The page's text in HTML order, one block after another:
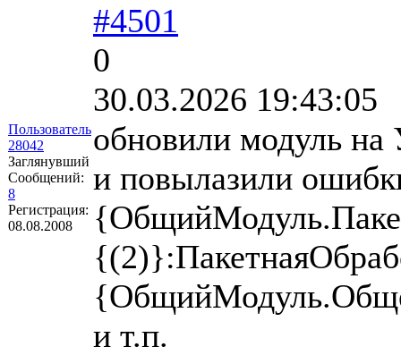
Пользователь
28042
Заглянувший
Сообщений:
8
Регистрация:
08.08.2008
#4501
0
30.03.2026 19:43:05
обновили модуль
и повылазили
и т.п.